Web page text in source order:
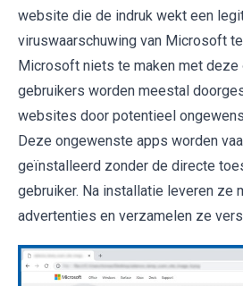
website die de indruk wekt een
viruswaarschuwing van Microsoft
Microsoft niets te maken met deze
gebruikers worden meestal
websites door potentieel
Deze ongewenste apps worden
geïnstalleerd zonder de directe
gebruiker. Na installatie leveren ze
advertenties en verzamelen ze